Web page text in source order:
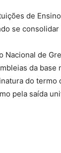
de
se
Nacional de
da base
do termo
pela saída